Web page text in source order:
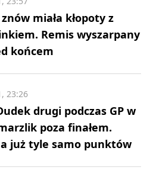
miała kłopoty z
Remis wyszarpany
końcem
drugi podczas GP w
poza finałem.
już tyle samo punktów
23:26